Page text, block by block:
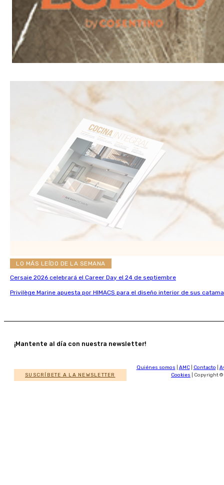
LO MÁS LEÍDO DE LA SEMANA
Cersaie 2026 celebrará el Career Day el 24 de septiembre
Privilège Marine apuesta por HIMACS para el diseño interior de sus
¡Mantente al día con nuestra newsletter!
SUSCRÍBETE A LA NEWSLETTER
Quiénes somos AMC| Contacto
Cookies | Copyright